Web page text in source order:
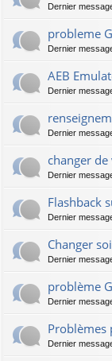
Dernier
probleme
Dernier
AEB
Dernier
Dernier
changer
Dernier
Flashback
Dernier
Changer
Dernier
problème
Dernier
Problèmes
Dernier